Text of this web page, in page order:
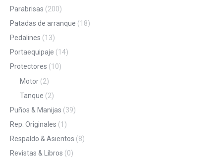
Parabrisas (200)
Patadas de arranque (18)
Pedalines (13)
Portaequipaje (14)
Protectores (10)
Motor (2)
Tanque (2)
Puños & Manijas (39)
Rep. Originales (1)
Respaldo & Asientos (8)
Revistas & Libros (0)